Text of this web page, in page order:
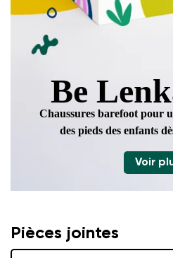
Be
Chaussures barefoot pour
des pieds des enfants
Voir
Pièces jointes